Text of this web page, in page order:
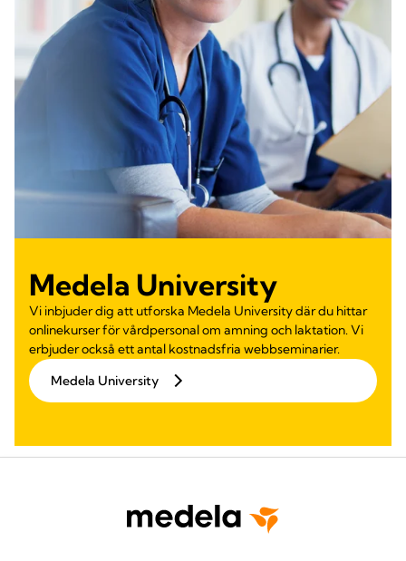
Medela University
Vi inbjuder dig att utforska Medela University där du hittar
onlinekurser för vårdpersonal om amning och laktation. Vi
erbjuder också ett antal kostnadsfria webbseminarier.
Medela University